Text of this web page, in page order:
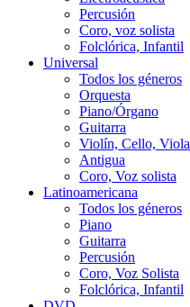
Percusión
Coro, voz solista
Folclórica, Infantil
Universal
Todos los géneros
Orquesta
Piano/Órgano
Guitarra
Violín, Cello, Viola
Antigua
Coro, Voz solista
Latinoamericana
Todos los géneros
Piano
Guitarra
Percusión
Coro, Voz Solista
Folclórica, Infantil